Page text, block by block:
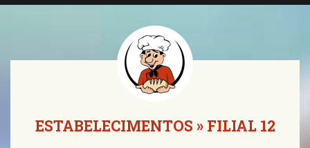
ESTABELECIMENTOS » FILIAL 12